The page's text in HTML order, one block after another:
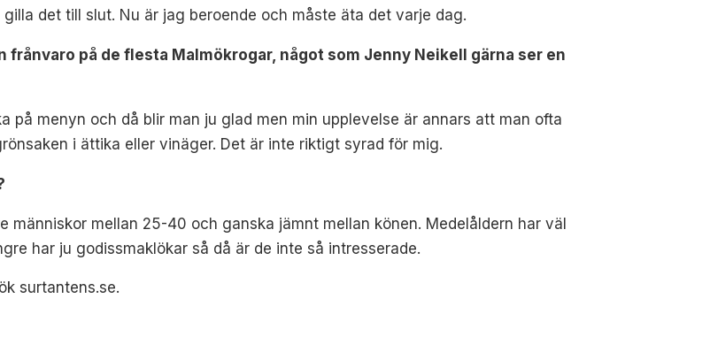
det till slut. Nu är jag beroende och måste äta det varje dag.
på de flesta Malmökrogar, något som Jenny Neikell gärna ser en
på menyn och då blir man ju glad men min upplevelse är annars att man ofta
i ättika eller vinäger. Det är inte riktigt syrad för mig.
människor mellan 25-40 och ganska jämnt mellan könen. Medelåldern har väl
har ju godissmaklökar så då är de inte så intresserade.
surtantens.se.